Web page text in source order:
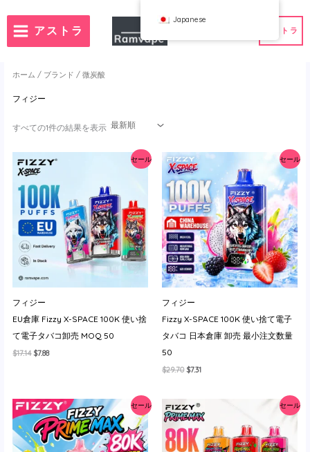
アストラ アストラ
ホーム / ブランド / 微炭酸
フィジー
すべての1件の結果を表示最
で
え
セール
フィジー
EU倉庫 Fizzy X-SPACE 100K 使い捨
て電子タバコ卸売 MOQ 50
$17.14 元
$17.14
で
し
た。
$7.88現
は
$7.88
で
す。
セール
フィジー
Fizzy X-SPACE 100K 使い捨て電子
タバコ 日本倉庫 卸売 最小注文数量
50
$29.70 元
は
$29.70
で
し
た。
$7.31現
は
$7.31
で
す。
セール セール
ンド卸売VAPE
スペイン卸売VAPE
Bang
ボックス
FIHP
BAR
HIFANCY
ー・グッディ
OKSO
ミー
スタッグバー
ィン
UZY
Japanese